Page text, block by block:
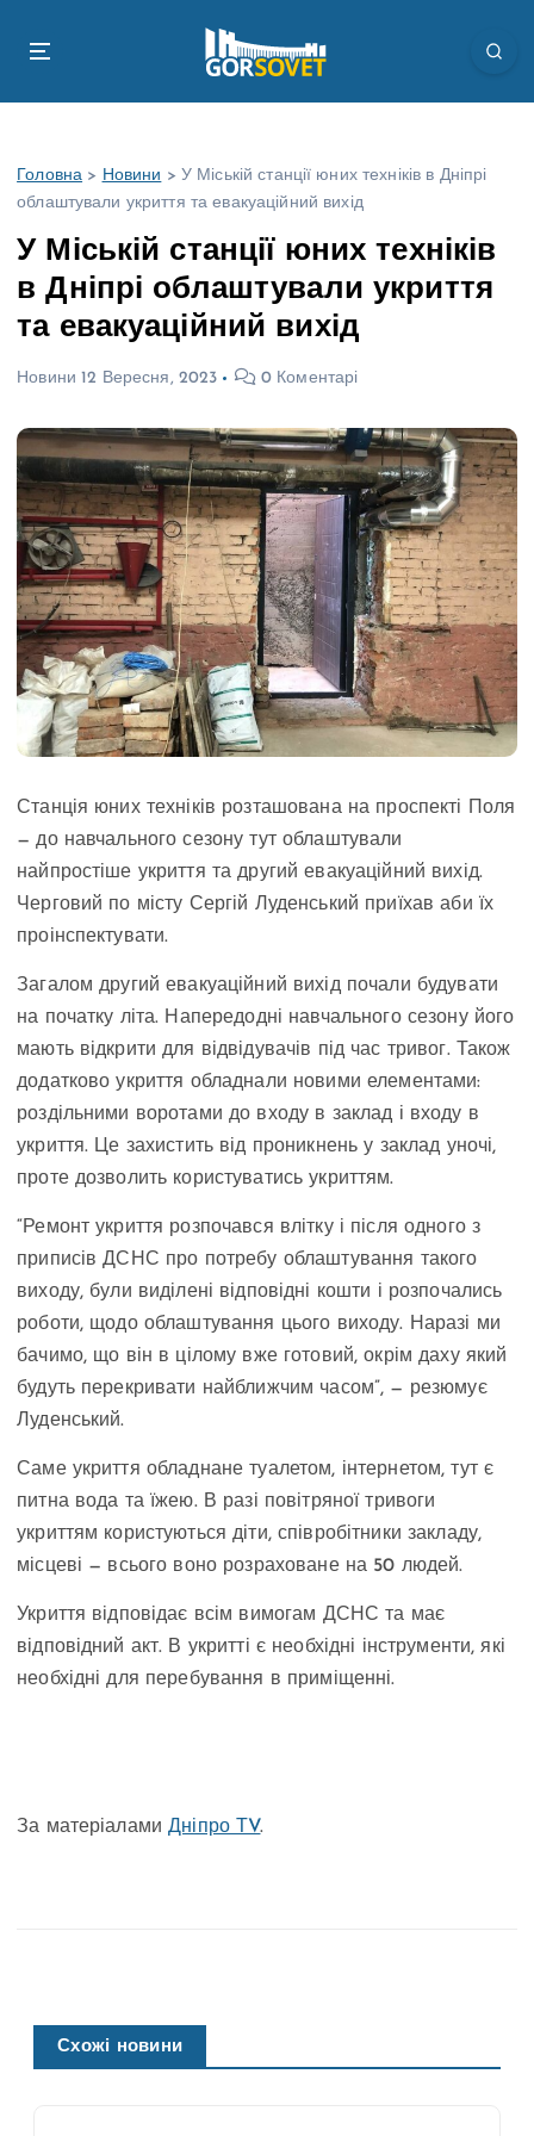
Головна > Новини > У Міській станції юних техніків в Дніпрі
облаштували укриття та евакуаційний вихід
У Міській станції юних техніків
в Дніпрі облаштували укриття
та евакуаційний вихід
Новини 12 Вересня, 2023 0 Коментарі
Станція юних техніків розташована на проспекті Поля
— до навчального сезону тут облаштували
найпростіше укриття та другий евакуаційний вихід.
Черговий по місту Сергій Луденський приїхав аби їх
проінспектувати.
Загалом другий евакуаційний вихід почали будувати
на початку літа. Напередодні навчального сезону його
мають відкрити для відвідувачів під час тривог. Також
додатково укриття обладнали новими елементами:
роздільними воротами до входу в заклад і входу в
укриття. Це захистить від проникнень у заклад уночі,
проте дозволить користуватись укриттям.
“Ремонт укриття розпочався влітку і після одного з
приписів ДСНС про потребу облаштування такого
виходу, були виділені відповідні кошти і розпочались
роботи, щодо облаштування цього виходу. Наразі ми
бачимо, що він в цілому вже готовий, окрім даху який
будуть перекривати найближчим часом”, — резюмує
Луденський.
Саме укриття обладнане туалетом, інтернетом, тут є
питна вода та їжею. В разі повітряної тривоги
укриттям користуються діти, співробітники закладу,
місцеві — всього воно розраховане на 50 людей.
Укриття відповідає всім вимогам ДСНС та має
відповідний акт. В укритті є необхідні інструменти, які
необхідні для перебування в приміщенні.
За матеріаламиДніпро ТV.
Схожі новини